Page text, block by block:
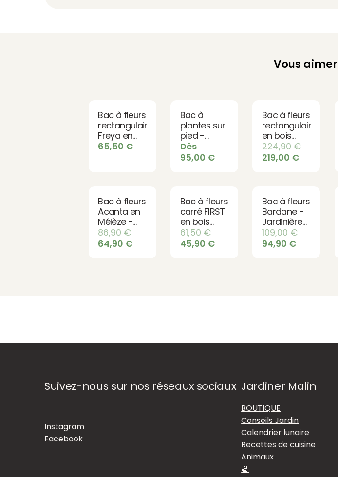
Vous
Bac à fleurs
rectangulaire
Freya en
mélèze
65,50 €
Bac à
plantes sur
pied -
Potager
surélevé en
Dès
95,00 €
Bac à fleurs
rectangulaire
en bois
Vendôme
224,90€
219,00 €
Bac à fleurs
Acanta en
Mélèze -
Bois naturel
imputrescible
86,90€
64,90 €
Bac à fleurs
carré FIRST
en bois
traité
61,50€
45,90 €
Bac à fleurs
Bardane -
Jardinière
en bois FSC
109,00€
94,90 €
Suivez-nous sur nos réseaux sociaux
Instagram
Facebook
Jardiner Malin
BOUTIQUE
Conseils Jardin
Calendrier lunaire
Recettes de cuisine
Animaux
📆